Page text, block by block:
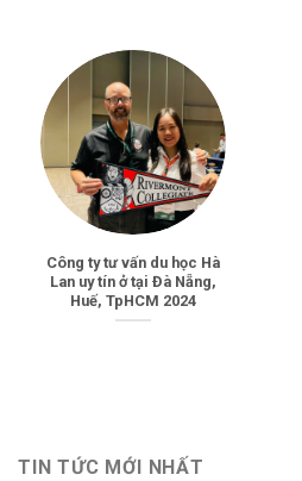
Công ty tư vấn du học Hà
Lan uy tín ở tại Đà Nẵng,
Huế, TpHCM 2024
TIN TỨC MỚI NHẤT